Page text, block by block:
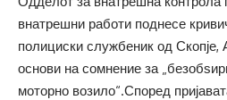
внатрешни работи поднесе
полициски службеник од
основи на сомнение за
моторно возило“.Според